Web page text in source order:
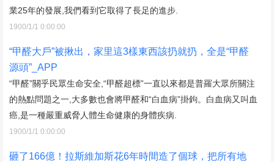
業25年的發展,我們看到它取得了長足的進步.
1900/1/1 0:00:00
“甲醛大戶”被揪出，家里這3樣東西該扔就扔，全是“甲醛
源頭”_APP
“甲醛”關乎民眾生命安全,“甲醛超標”一直以來都是普羅大眾所關注
的熱點問題之一,大多數也會將甲醛和“白血病”掛鉤。白血病又叫血
癌,是一種嚴重威脅人體生命健康的身體疾病.
1900/1/1 0:00:00
砸了166億！拉斯維加斯花6年時間造了個球，把所有地